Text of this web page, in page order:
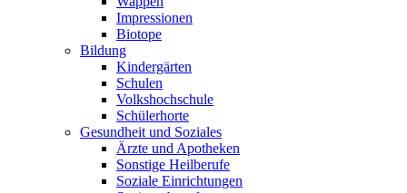
Impressionen
Biotope
Bildung
Kindergärten
Schulen
Volkshochschule
Schülerhorte
Gesundheit und Soziales
Ärzte und Apotheken
Sonstige Heilberufe
Soziale Einrichtungen